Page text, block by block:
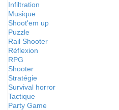
Infiltration
Musique
Shoot'em up
Puzzle
Rail Shooter
Réflexion
RPG
Shooter
Stratégie
Survival horror
Tactique
Party Game